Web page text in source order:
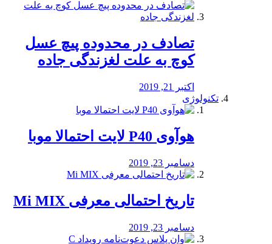
تصادف در محدوده پیچ عسل
کوچ به علت لغزندگی جاده
اکتبر 21, 2019
تکنولوژی
هوآوی P40 لایت احتمالا موبا
دسامبر 23, 2019
تاریخ احتمالی معرفی Mi MIX
دسامبر 23, 2019